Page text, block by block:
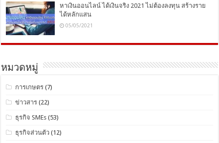
หาเงินออนไลน์ ได้เงินจริง 2021 ไม่ต้องลงทุน สร้างราย
ได้หลักแสน
05/05/2021
หมวดหมู่
การเกษตร (7)
ข่าวสาร (22)
ธุรกิจ SMEs (53)
ธุรกิจส่วนตัว (12)